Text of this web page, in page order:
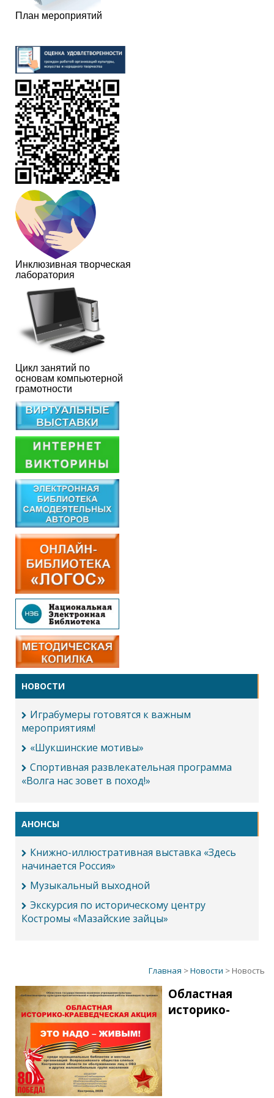
План мероприятий
Инклюзивная творческая
лаборатория
Цикл занятий по
основам компьютерной
грамотности
НОВОСТИ
Играбумеры готовятся к важным
мероприятиям!
«Шукшинские мотивы»
Спортивная развлекательная программа
«Волга нас зовет в поход!»
АНОНСЫ
Книжно-иллюстративная выставка «Здесь
начинается Россия»
Музыкальный выходной
Экскурсия по историческому центру
Костромы «Мазайские зайцы»
Главная >Новости > Новость
Областная
историко-